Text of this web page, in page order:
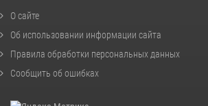
О сайте
Об использовании информации сайта
Правила обработки персональных данных
Сообщить об ошибках